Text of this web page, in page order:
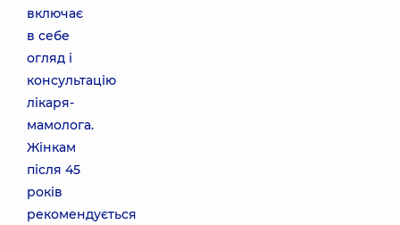
включає
в себе
огляд і
консультацію
лікаря-
мамолога.
Жінкам
після 45
років
рекомендується